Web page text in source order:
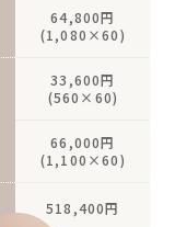
64,800円
(1,080×60)
33,600円
(560×60)
66,000円
(1,100×60)
518,400円